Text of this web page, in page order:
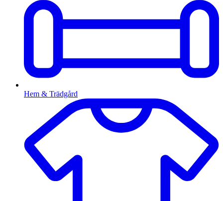
Hem & Trädgård